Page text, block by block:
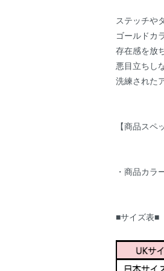
ステッチや
ゴールドカ
存在感を放
悪目立ちし
洗練された
【商品スペ
・商品カラ
■サイズ表■